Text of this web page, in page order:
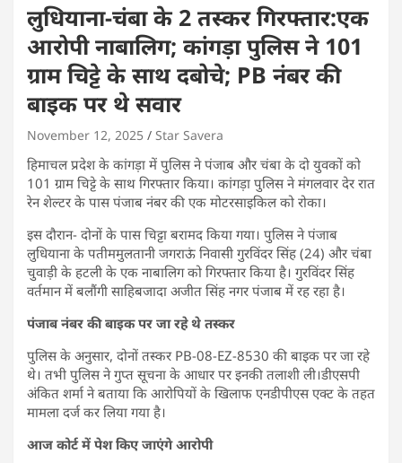
लुधियाना-चंबा के 2 तस्कर गिरफ्तार:एक
आरोपी नाबालिग; कांगड़ा पुलिस ने 101
ग्राम चिट्टे के साथ दबोचे; PB नंबर की
बाइक पर थे सवार
November 12, 2025 Star Savera
हिमाचल प्रदेश के कांगड़ा में पुलिस ने पंजाब और चंबा के दो युवकों को
101 ग्राम चिट्टे के साथ गिरफ्तार किया। कांगड़ा पुलिस ने मंगलवार देर रात
रेन शेल्टर के पास पंजाब नंबर की एक मोटरसाइकिल को रोका।
इस दौरान- दोनों के पास चिट्टा बरामद किया गया। पुलिस ने पंजाब
लुधियाना के पतीममुलतानी जगराऊं निवासी गुरविंदर सिंह (24) और चंबा
चुवाड़ी के हटली के एक नाबालिग को गिरफ्तार किया है। गुरविंदर सिंह
वर्तमान में बलौंगी साहिबजादा अजीत सिंह नगर पंजाब में रह रहा है।
पंजाब नंबर की बाइक पर जा रहे थे तस्कर
पुलिस के अनुसार, दोनों तस्कर PB-08-EZ-8530 की बाइक पर जा रहे
थे। तभी पुलिस ने गुप्त सूचना के आधार पर इनकी तलाशी ली।डीएसपी
अंकित शर्मा ने बताया कि आरोपियों के खिलाफ एनडीपीएस एक्ट के तहत
मामला दर्ज कर लिया गया है।
आज कोर्ट में पेश किए जाएंगे आरोपी